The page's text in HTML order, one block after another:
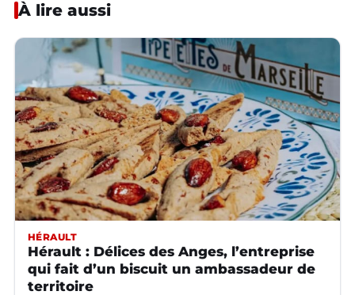
À lire aussi
HÉRAULT
Hérault : Délices des Anges, l’entreprise
qui fait d’un biscuit un ambassadeur de
territoire